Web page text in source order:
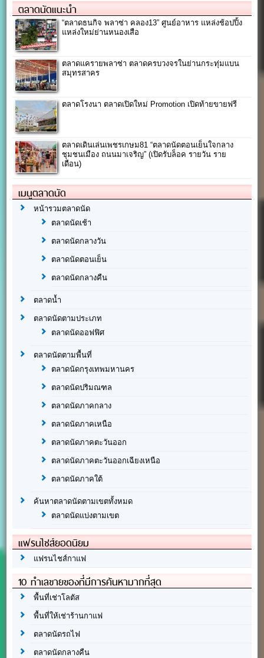
ตลาดนัดแนะนำ
“ตลาดธนกิจ พลาซ่า คลอง13” ศูนย์อาหาร แหล่งช้อปปิ้ง
แหล่งใหม่ย่านหนองเสือ
ตลาดแครายพลาซ่า ตลาดครบวงจรในย่านกระทุ่มแบน
สมุทรสาคร
ตลาดโรงนา ตลาดเปิดใหม่ Promotion เปิดท้ายขายฟรี
ตลาดเดินเล่นเพชรเกษม81 “ตลาดนัดตอนเย็นใจกลาง
ชุมชนเมือง ถนนมาเจริญ” (เปิดรับล็อค รายวัน ราย
เดือน)
เมนูตลาดนัด
หน้ารวมตลาดนัด
ตลาดนัดเช้า
ตลาดนัดกลางวัน
ตลาดนัดตอนเย็น
ตลาดนัดกลางคืน
ตลาดน้ำ
ตลาดนัดตามประเภท
ตลาดนัดออฟฟิศ
ตลาดนัดตามพื้นที่
ตลาดนัดกรุงเทพมหานคร
ตลาดนัดปริมณฑล
ตลาดนัดภาคกลาง
ตลาดนัดภาคเหนือ
ตลาดนัดภาคตะวันออก
ตลาดนัดภาคตะวันออกเฉียงเหนือ
ตลาดนัดภาคใต้
ค้นหาตลาดนัดตามเขตทั้งหมด
ตลาดนัดแบ่งตามเขต
แฟรนไชส์ยอดนิยม
แฟรนไชส์กาแฟ
10 ทำเลขายของที่มีการค้นหามากที่สุด
พื้นที่เช่าโลตัส
พื้นที่ให้เช่าร้านกาแฟ
ตลาดนัดรถไฟ
ตลาดนัดกลางคืน